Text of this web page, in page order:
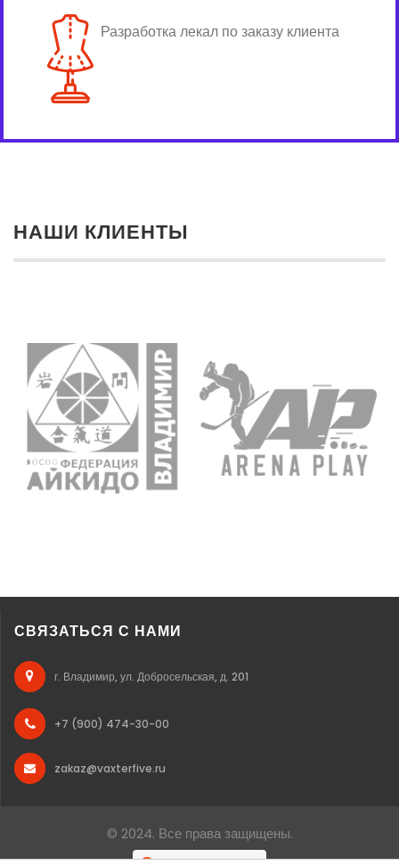
Разработка лекал по заказу клиента
НАШИ КЛИЕНТЫ
СВЯЗАТЬСЯ С НАМИ
г. Владимир, ул. Добросельская, д. 201
+7 (900) 474-30-00
zakaz@vaxterfive.ru
© 2024. Все права защищены.